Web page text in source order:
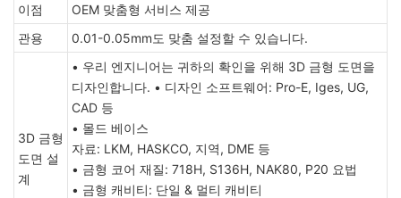
이점
OEM 맞춤형 서비스 제공
관용
0.01-0.05mm도 맞춤 설정할 수 있습니다.
3D 금형
도면 설
계
• 우리 엔지니어는 귀하의 확인을 위해 3D 금형 도면을
디자인합니다. • 디자인 소프트웨어: Pro-E, Iges, UG,
CAD 등
• 몰드 베이스
자료: LKM, HASKCO, 지역, DME 등
• 금형 코어 재질: 718H, S136H, NAK80, P20 요법
• 금형 캐비티: 단일 & 멀티 캐비티